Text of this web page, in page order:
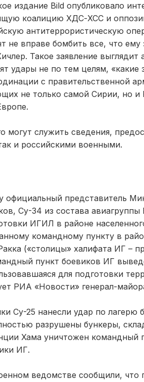
издание Bild опубликовало
коалицию ХДС-ХСС и
антитеррористическую
не вправе бомбить все, что ему
Такое заявление выглядит
удары не по тем целям, «какие
с правительственной
не только самой Сирии, но и
могут служить сведения,
и российскими военными.
официальный представитель
Су-34 из состава
ИГИЛ в районе
командному пункту в
(«столицы» халифата ИГ –
пункт боевиков ИГ
для подготовки
РИА «Новости» генерал-
Су-25 нанесли удар по лагерю
разрушены бункеры,
Хама уничтожен командный
ИГ.
ведомстве сообщили, что